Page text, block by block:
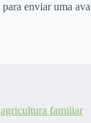
para enviar uma
agricultura familiar